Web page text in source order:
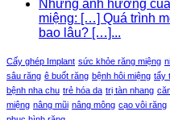
Những ảnh hưởng
miệng: […] Quá trình
bao lâu? […]...
Cấy ghép Implant sức khỏe răng miệng
sâu răng ê buốt răng bệnh hôi miệng tẩy
bệnh nha chu trẻ hóa da trị tàn nhang
miệng nâng mũi nâng mông cạo vôi răng